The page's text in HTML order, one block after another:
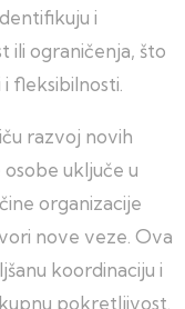
i
ili ograničenja, što
fleksibilnosti.
razvoj novih
uključe u
organizacije
nove veze. Ova
koordinaciju i
pokretljivost.